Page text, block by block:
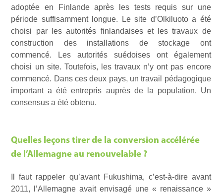
adoptée en Finlande après les tests requis sur une
période suffisamment longue. Le site d’Olkiluoto a été
choisi par les autorités finlandaises et les travaux de
construction des installations de stockage ont
commencé. Les autorités suédoises ont également
choisi un site. Toutefois, les travaux n’y ont pas encore
commencé. Dans ces deux pays, un travail pédagogique
important a été entrepris auprès de la population. Un
consensus a été obtenu.
Quelles leçons tirer de la conversion accélérée
de l’Allemagne au renouvelable ?
Il faut rappeler qu’avant Fukushima, c’est-à-dire avant
2011, l’Allemagne avait envisagé une « renaissance »